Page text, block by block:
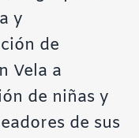
y
de
Vela a
de niñas y
de sus